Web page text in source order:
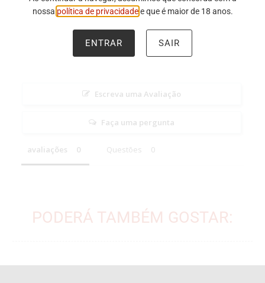
Escreva uma Avaliação
Faça uma pergunta
avaliações Questões
PODERÁ TAMBÉM GOSTAR:
nossa política de privacidadee que é maior de 18 anos.
ENTRAR SAIR